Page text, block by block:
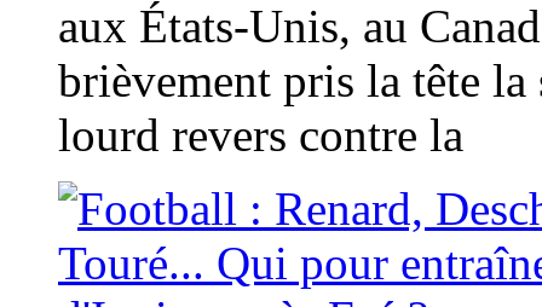
aux États-Unis, au
brièvement pris la tête
lourd revers contre la